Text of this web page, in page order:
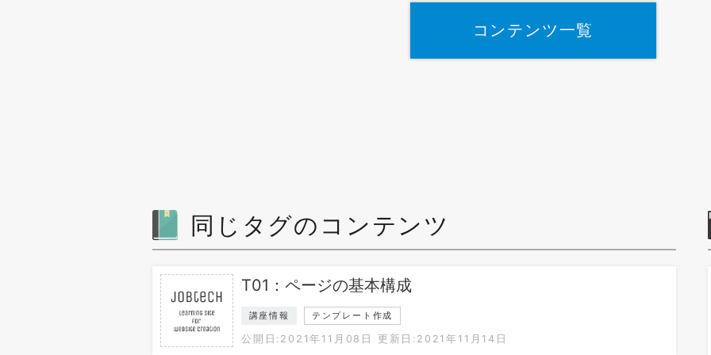
コンテンツ一覧
同じタグのコンテンツ
T01：ページの基本構成
講座情報 テンプレート作成
公開日:2021年11月08日 更新日:2021年11月14日